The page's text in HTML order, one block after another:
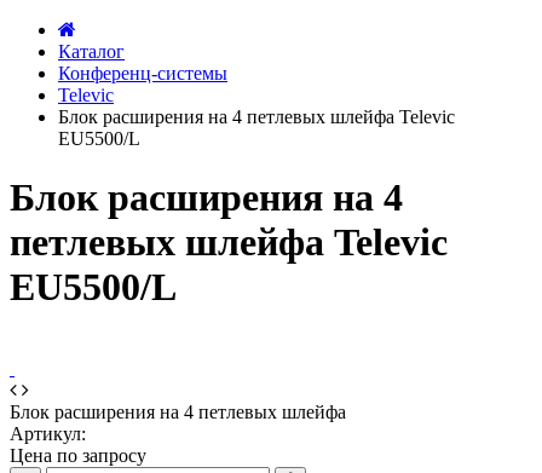
Каталог
Конференц-системы
Televic
Блок расширения на 4 петлевых шлейфа Televic
EU5500/L
Блок расширения на 4
петлевых шлейфа Televic
EU5500/L
Блок расширения на 4 петлевых шлейфа
Артикул:
Цена по запросу